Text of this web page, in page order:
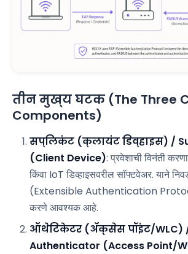
तीन मुख्य घटक (The Three
Components)
सप्लिकंट (क्लायंट डिव्हाइस) /
(Client Device): प्रवेशाची विनंती
किंवा IoT डिव्हाइसवरील सॉफ्टवेअर. याने
(Extensible Authentication
करणे आवश्यक आहे.
ऑथेंटिकेटर (ॲक्सेस पॉइंट/WLC)
Authenticator (Access Point/